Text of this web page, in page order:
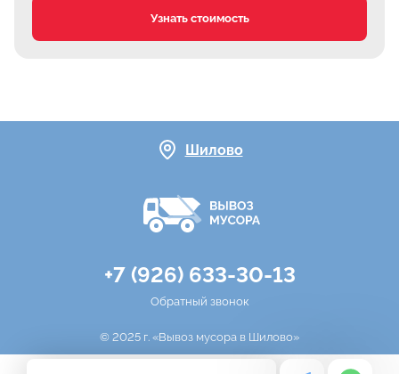
Узнать стоимость
Шилово
+7 (926) 633-30-13
Обратный звонок
© 2025 г. «Вывоз мусора в Шилово»